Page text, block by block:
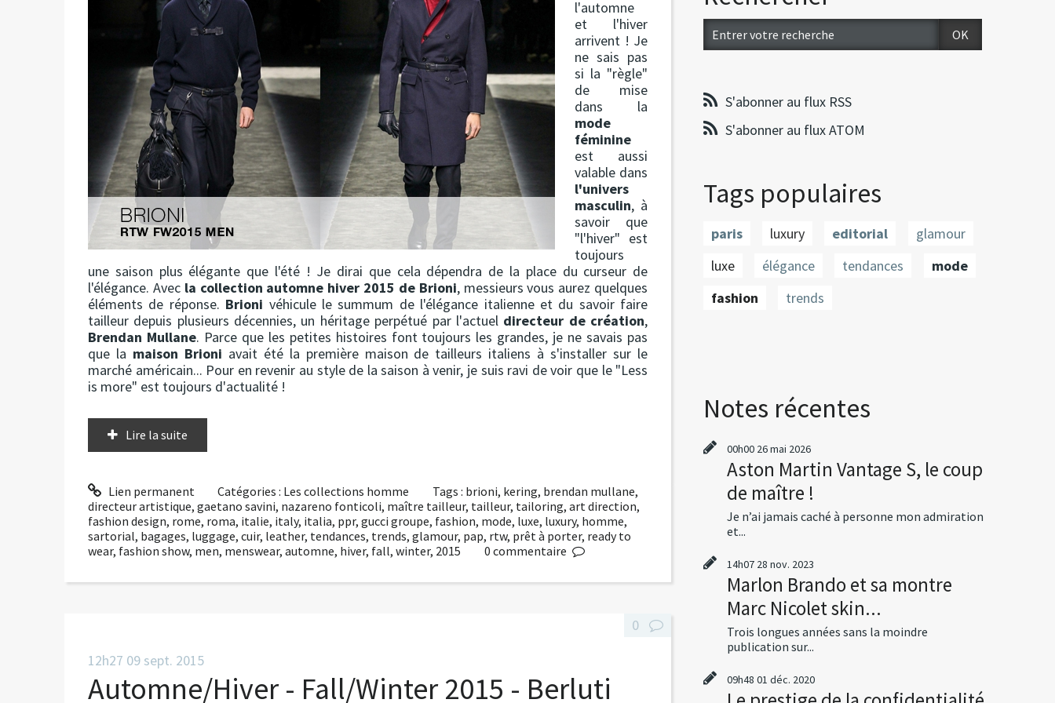
l'automne
et l'hiver
arrivent ! Je
ne sais pas
si la "règle"
de mise
dans la
mode
féminine
est aussi
valable dans
l'univers
masculin, à
savoir que
"l'hiver" est
toujours
une saison plus élégante que l'été ! Je dirai que cela dépendra de la place du curseur de
l'élégance. Avec la collection automne hiver 2015 de Brioni, messieurs vous aurez quelques
éléments de réponse. Brioni véhicule le summum de l'élégance italienne et du savoir faire
tailleur depuis plusieurs décennies, un héritage perpétué par l'actuel directeur de création,
Brendan Mullane. Parce que les petites histoires font toujours les grandes, je ne savais pas
que la maison Brioni avait été la première maison de tailleurs italiens à s'installer sur le
marché américain... Pour en revenir au style de la saison à venir, je suis ravi de voir que le "Less
is more" est toujours d'actualité !
Lire la suite
Lien permanent Catégories : Les collections homme Tags : brioni, kering, brendan mullane,
directeur artistique, gaetano savini, nazareno fonticoli, maître tailleur, tailleur, tailoring, art direction,
fashion design, rome, roma, italie, italy, italia, ppr, gucci groupe, fashion, mode, luxe, luxury, homme,
sartorial, bagages, luggage, cuir, leather, tendances, trends, glamour, pap, rtw, prêt à porter, ready to
wear, fashion show, men, menswear, automne, hiver, fall, winter, 2015 0 commentaire
12h27 09 sept. 2015
Automne/Hiver - Fall/Winter 2015 - Berluti
0
S'abonner au flux RSS
S'abonner au flux ATOM
Tags populaires
paris luxury editorial
glamour
luxe
élégance tendances
mode
fashion
trends
Notes récentes
00h00 26mai 2026
Aston Martin Vantage S, le coup
de maître !
Je n’ai jamais caché à personne mon admiration
et...
14h07 28 nov. 2023
Marlon Brando et sa montre
Marc Nicolet skin...
Trois longues années sans la moindre
publication sur...
09h48 01 déc. 2020